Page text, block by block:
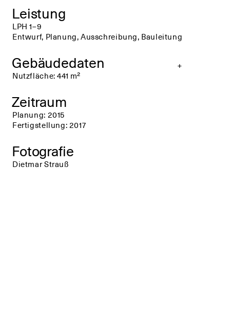
Leistung
LPH 1–9
Entwurf, Planung, Ausschreibung, Bauleitung
Gebäudedaten
Nutzfläche: 441 m²
Zeitraum
Planung: 2015
Fertigstellung: 2017
Fotografie
Dietmar Strauß
+ +